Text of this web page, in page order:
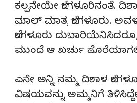
ಕಲ್ಪನೇಯೇ ಬೆಂಗಳೂರಿನಂತೆ.
ಮಾಲ್ ಮಾತ್ರ ಬೆಂಗಳೂರು.
ಬೆಂಗಳೂರು
ಮುಂದೆ ಆ ಖರ್ಚು
ಎನೇ ಅನ್ನಿ ನಮ್ಮ ದಿಶಾಳ
ವಿಷಯವನ್ನು ಅಮ್ಮನಿಗೆ